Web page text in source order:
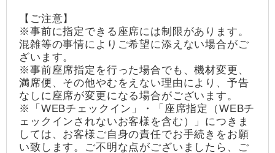
【ご注意】
※事前に指定できる座席には制限があります。
混雑等の事情によりご希望に添えない場合がご
ざいます。
※事前座席指定を行った場合でも、機材変更、
満席便、その他やむをえない理由により、予告
なしに座席が変更になる場合がございます。
※「WEBチェックイン」・「座席指定（WEBチ
ェックインされないお客様を含む）」につきま
しては、お客様ご自身の責任でお手続きをお願
い致します。ご不明な点がございましたら、ご